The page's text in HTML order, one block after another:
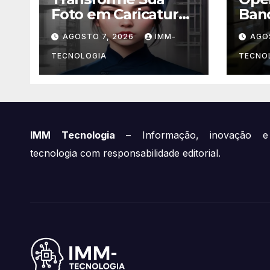
Foto em Caricatura
Profissional com
ChatGPT: A Nova
Trend Digital
Explicada
AGOSTO 7, 2026 IMM-
TECNOLOGIA
IMM Tecnologia – Informação, inovação e
tecnologia com responsabilidade editorial.